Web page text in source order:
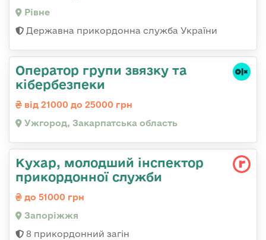
Рівне
Державна прикордонна служба України
Оператор групи звязку та
кібербезпеки
від 21000 до 25000 грн
Ужгород, Закарпатська область
Кухар, молодший інспектор
прикордонної служби
до 51000 грн
Запоріжжя
8 прикордонний загін